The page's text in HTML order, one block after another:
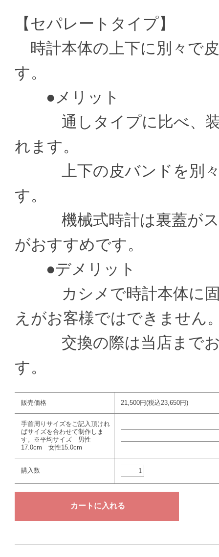
【セパレートタイプ】
時計本体の上下に別々で
す。
●メリット
通しタイプに比べ、装
れます。
上下の皮バンドを別々
す。
機械式時計は裏蓋がス
がおすすめです。
●デメリット
カシメで時計本体に固
えがお客様ではできません
交換の際は当店までお
す。
販売価格 21,500円(税込23,650円)
手首周りサイズをご記入頂けれ
ばサイズを合わせて制作しま
す。※平均サイズ 男性
17.0cm 女性15.0cm
購入数